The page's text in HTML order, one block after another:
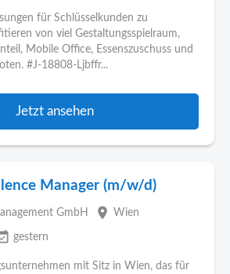
für Schlüsselkunden zu
von viel Gestaltungsspielraum,
Mobile Office, Essenszuschuss und
#J-18808-Ljbffr...
Jetzt ansehen
Manager (m/w/d)
GmbH place Wien
gestern
mit Sitz in Wien, das für